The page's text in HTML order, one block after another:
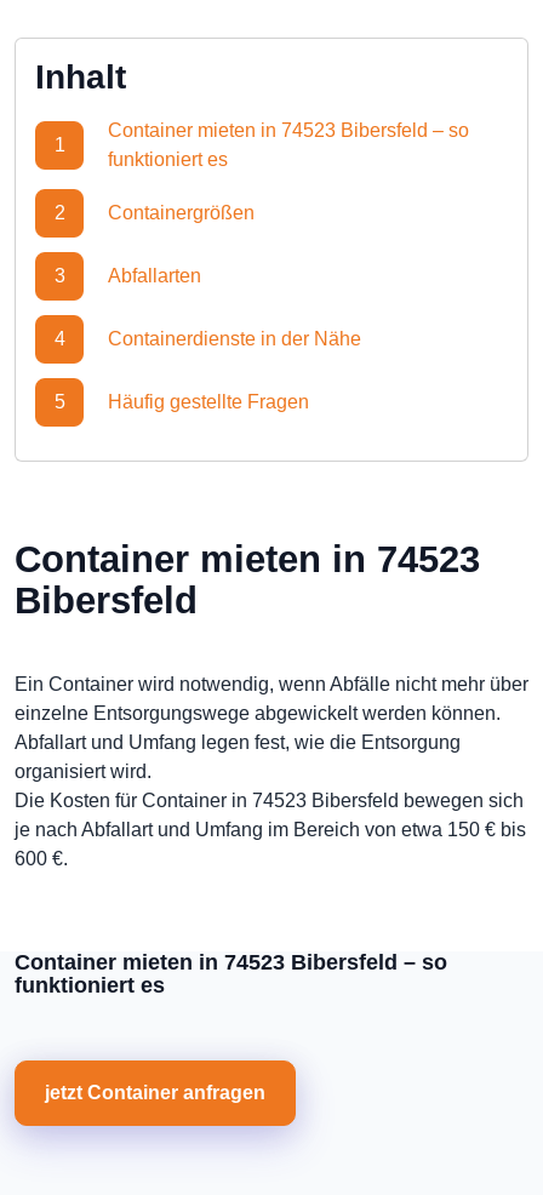
Inhalt
1
Container mieten in 74523 Bibersfeld – so
funktioniert es
2 Containergrößen
3 Abfallarten
4 Containerdienste in der Nähe
5 Häufig gestellte Fragen
Container mieten in 74523
Bibersfeld
Ein Container wird notwendig, wenn Abfälle nicht mehr über
einzelne Entsorgungswege abgewickelt werden können.
Abfallart und Umfang legen fest, wie die Entsorgung
organisiert wird.
Die Kosten für Container in 74523 Bibersfeld bewegen sich
je nach Abfallart und Umfang im Bereich von etwa 150 € bis
600 €.
Container mieten in 74523 Bibersfeld – so
funktioniert es
jetzt Container anfragen